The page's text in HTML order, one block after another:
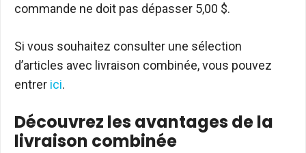
commande ne doit pas dépasser 5,00 $.
Si vous souhaitez consulter une sélection
d’articles avec livraison combinée, vous pouvez
entrer ici.
Découvrez les avantages de la
livraison combinée